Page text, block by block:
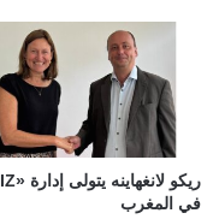
في المغرب